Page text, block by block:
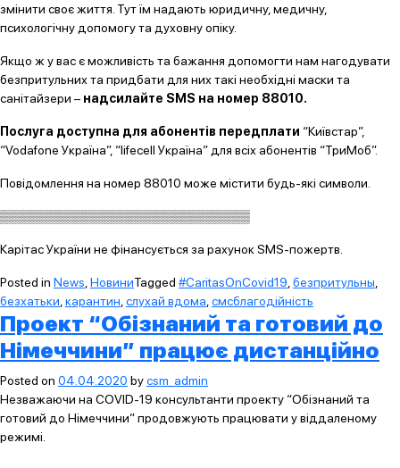
змінити своє життя. Тут їм надають юридичну, медичну,
психологічну допомогу та духовну опіку.
Якщо ж у вас є можливість та бажання допомогти нам нагодувати
безпритульних та придбати для них такі необхідні маски та
санітайзери – надсилайте SMS на номер 88010.
Послуга доступна для абонентів передплати “Київстар”,
“Vodafone Україна”, “lifecell Україна” для всіх абонентів “ТриМоб”.
Повідомлення на номер 88010 може містити будь-які символи.
▒▒▒▒▒▒▒▒▒▒▒▒▒▒▒▒▒▒▒▒▒▒▒▒▒▒▒▒
Карітас України не фінансується за рахунок SMS-пожертв.
Posted in News НовиниTagged #CaritasOnCovid19 безпритульны
безхатьки карантин слухай вдома смсблагодійність
Проект “Обізнаний та готовий до
Німеччини” працює дистанційно
Posted on 04.04.2020 bycsm_admin
Незважаючи на COVID-19 консультанти проекту “Обізнаний та
готовий до Німеччини” продовжують працювати у віддаленому
режимі.